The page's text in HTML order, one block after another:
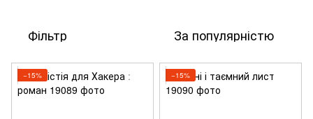
Фільтр За популярністю
−15% −15%